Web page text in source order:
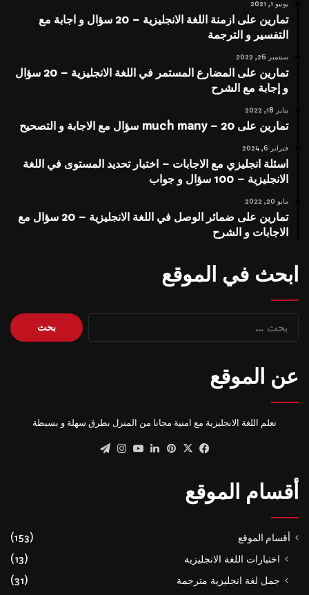
يونيو 1, 2021
تمارين على ازمنة اللغة الانجليزية – 20 سؤال و اجابة مع
التفسير و الترجمة
سبتمبر 26, 2022
تمارين على المضارع المستمر في اللغة الانجليزية – 20 سؤال
و إجابة مع الشرح
يناير 18, 2022
تمارين على much many – 20 سؤال مع الاجابة و التصحيح
فبراير 6, 2024
اسئلة انجليزي مع الاجابات – اختبار تحديد المستوى في اللغة
الانجليزية – 100 سؤال و جواب
مايو 20, 2022
تمارين على ضمائر الوصل في اللغة الانجليزية – 20 سؤال مع
الاجابات و الشرح
ابحث في الموقع
البحث
عن:
عن الموقع
تعلم اللغة الانجليزية مع امنية مجانا من المنزل بطرق سهلة و بسيطة
فيسبوك
‫X بينتيريست
لينكدإن‫YouTube
انستقرام
أقسام الموقع
أقسام الموقع (153)
اختبارات اللغة الانجليزية
(13)
جمل لغة انجليزية مترجمة
(31)